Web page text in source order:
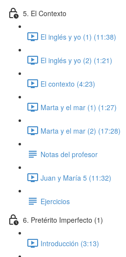
5. El Contexto
El inglés y yo (1) (11:38)
El inglés y yo (2) (1:21)
El contexto (4:23)
Marta y el mar (1) (1:27)
Marta y el mar (2) (17:28)
Notas del profesor
Juan y María 5 (11:32)
Ejercicios
6. Pretérito Imperfecto (1)
Introducción (3:13)